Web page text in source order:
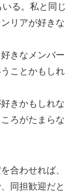
る。私と同じ
リアが好きな
きなメンバー
ことかもしれ
きかもしれな
ろがたまらな
合わせれば、
同担歓迎だと